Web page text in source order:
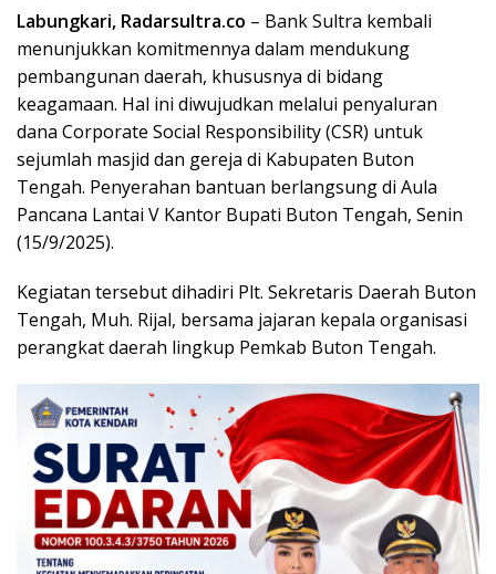
Labungkari, Radarsultra.co – Bank Sultra kembali
menunjukkan komitmennya dalam mendukung
pembangunan daerah, khususnya di bidang
keagamaan. Hal ini diwujudkan melalui penyaluran
dana Corporate Social Responsibility (CSR) untuk
sejumlah masjid dan gereja di Kabupaten Buton
Tengah. Penyerahan bantuan berlangsung di Aula
Pancana Lantai V Kantor Bupati Buton Tengah, Senin
(15/9/2025).
Kegiatan tersebut dihadiri Plt. Sekretaris Daerah Buton
Tengah, Muh. Rijal, bersama jajaran kepala organisasi
perangkat daerah lingkup Pemkab Buton Tengah.